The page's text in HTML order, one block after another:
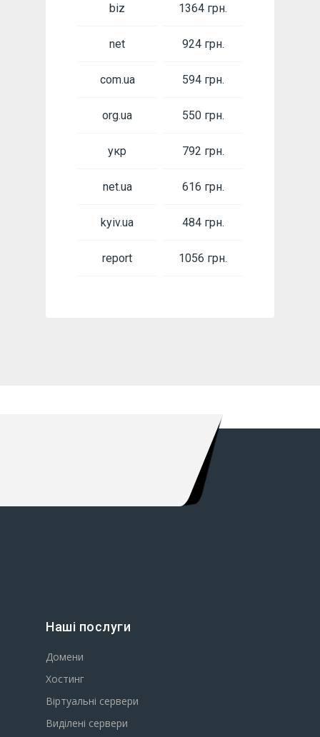
biz
net
com.ua
org.ua
укр
net.ua
kyiv.ua
report
1364 грн.
924 грн.
594 грн.
550 грн.
792 грн.
616 грн.
484 грн.
1056 грн.
Наші послуги
Домени
Хостинг
Віртуальні сервери
Виділені сервери